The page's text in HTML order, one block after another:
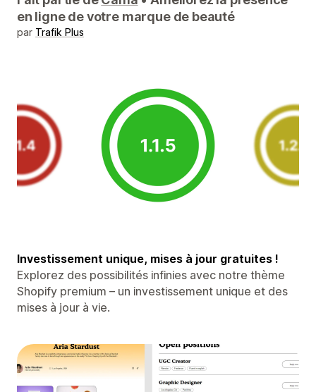
en ligne de votre marque de beauté
par Trafik Plus
Investissement unique, mises à jour gratuites !
Explorez des possibilités infinies avec notre thème
Shopify premium – un investissement unique et des
mises à jour à vie.